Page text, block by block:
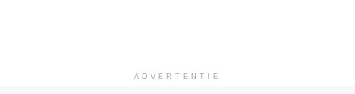
ADVERTENTIE